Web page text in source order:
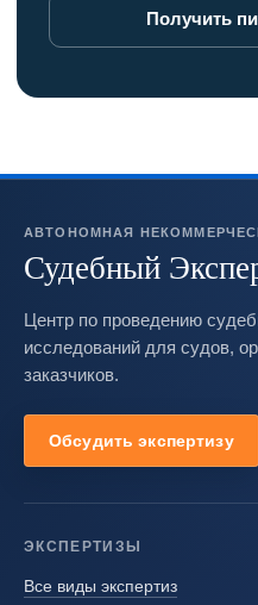
Получить
АВТОНОМНАЯ
Судебный
Центр по проведению
исследований для судов,
заказчиков.
Обсудить экспертизу
ЭКСПЕРТИЗЫ
Все виды экспертиз